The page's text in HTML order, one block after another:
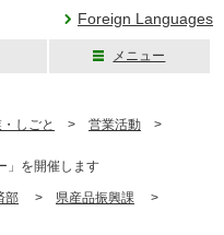
Foreign Languages
メニュー
しごと > 営業活動 >
」を開催します
部 > 県産品振興課 >